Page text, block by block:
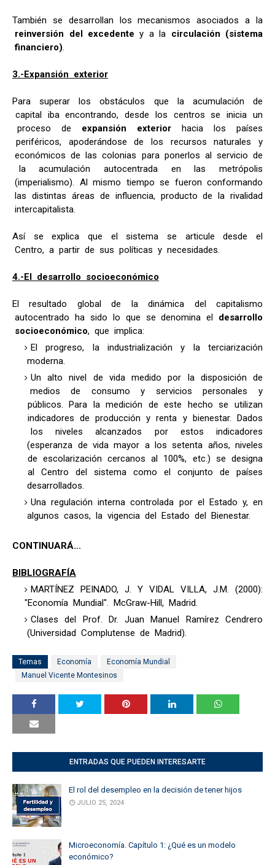
También se desarrollan los mecanismos asociados a la
reinversión del excedente y a la circulación (sistema
financiero).
3.-Expansión exterior
Para superar los obstáculos que la acumulación de
capital iba encontrando, desde los centros se inicia un
proceso de expansión exterior hacia los países
periféricos, apoderándose de los recursos naturales y
económicos de las colonias para ponerlos al servicio de
la acumulación autocentrada en las metrópolis
(imperialismo). Al mismo tiempo se fueron conformando
las distintas áreas de influencia, producto de la rivalidad
intercapitalista.
Así se explica que el sistema se articule desde el
Centro, a partir de sus políticas y necesidades.
4.-El desarrollo socioeconómico
El resultado global de la dinámica del capitalismo
autocentrado ha sido lo que se denomina el desarrollo
socioeconómico, que implica:
El progreso, la industrialización y la terciarización
moderna.
Un alto nivel de vida medido por la disposición de
medios de consumo y servicios personales y
públicos. Para la medición de este hecho se utilizan
indicadores de producción y renta y bienestar. Dados
los niveles alcanzados por estos indicadores
(esperanza de vida mayor a los setenta años, niveles
de escolarización cercanos al 100%, etc.) se designa
al Centro del sistema como el conjunto de países
desarrollados.
Una regulación interna controlada por el Estado y, en
algunos casos, la vigencia del Estado del Bienestar.
CONTINUARÁ...
BIBLIOGRAFÍA
MARTÍNEZ PEINADO, J. Y VIDAL VILLA, J.M. (2000):
"Economía Mundial". McGraw-Hill, Madrid.
Clases del Prof. Dr. Juan Manuel Ramírez Cendrero
(Universidad Complutense de Madrid).
Temas Economía
Economía Mundial
Manuel Vicente Montesinos
ENTRADAS QUE PUEDEN INTERESARTE
El rol del desempleo en la decisión de tener hijos
JULIO 25, 2024
Microeconomía. Capítulo 1: ¿Qué es un modelo
económico?